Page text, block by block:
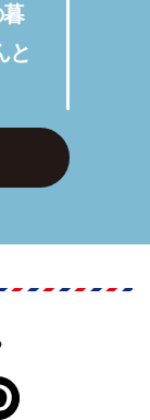
暮
と